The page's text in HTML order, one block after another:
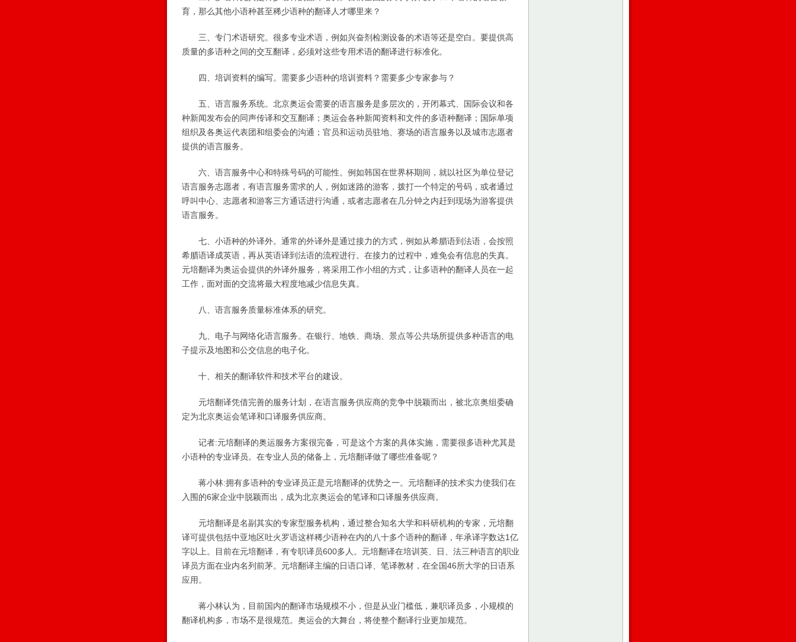
育，那么其他小语种甚至稀少语种的翻译人才哪里来？
三、专门术语研究。很多专业术语，例如兴奋剂检测设备的术语等还是空白。要提供高
质量的多语种之间的交互翻译，必须对这些专用术语的翻译进行标准化。
四、培训资料的编写。需要多少语种的培训资料？需要多少专家参与？
五、语言服务系统。北京奥运会需要的语言服务是多层次的，开闭幕式、国际会议和各
种新闻发布会的同声传译和交互翻译；奥运会各种新闻资料和文件的多语种翻译；国际单项
组织及各奥运代表团和组委会的沟通；官员和运动员驻地、赛场的语言服务以及城市志愿者
提供的语言服务。
六、语言服务中心和特殊号码的可能性。例如韩国在世界杯期间，就以社区为单位登记
语言服务志愿者，有语言服务需求的人，例如迷路的游客，拨打一个特定的号码，或者通过
呼叫中心、志愿者和游客三方通话进行沟通，或者志愿者在几分钟之内赶到现场为游客提供
语言服务。
七、小语种的外译外。通常的外译外是通过接力的方式，例如从希腊语到法语，会按照
希腊语译成英语，再从英语译到法语的流程进行。在接力的过程中，难免会有信息的失真。
元培翻译为奥运会提供的外译外服务，将采用工作小组的方式，让多语种的翻译人员在一起
工作，面对面的交流将最大程度地减少信息失真。
八、语言服务质量标准体系的研究。
九、电子与网络化语言服务。在银行、地铁、商场、景点等公共场所提供多种语言的电
子提示及地图和公交信息的电子化。
十、相关的翻译软件和技术平台的建设。
元培翻译凭借完善的服务计划，在语言服务供应商的竞争中脱颖而出，被北京奥组委确
定为北京奥运会笔译和口译服务供应商。
记者:元培翻译的奥运服务方案很完备，可是这个方案的具体实施，需要很多语种尤其是
小语种的专业译员。在专业人员的储备上，元培翻译做了哪些准备呢？
蒋小林:拥有多语种的专业译员正是元培翻译的优势之一。元培翻译的技术实力使我们在
入围的6家企业中脱颖而出，成为北京奥运会的笔译和口译服务供应商。
元培翻译是名副其实的专家型服务机构，通过整合知名大学和科研机构的专家，元培翻
译可提供包括中亚地区吐火罗语这样稀少语种在内的八十多个语种的翻译，年承译字数达1亿
字以上。目前在元培翻译，有专职译员600多人。元培翻译在培训英、日、法三种语言的职业
译员方面在业内名列前茅。元培翻译主编的日语口译、笔译教材，在全国46所大学的日语系
应用。
蒋小林认为，目前国内的翻译市场规模不小，但是从业门槛低，兼职译员多，小规模的
翻译机构多，市场不是很规范。奥运会的大舞台，将使整个翻译行业更加规范。